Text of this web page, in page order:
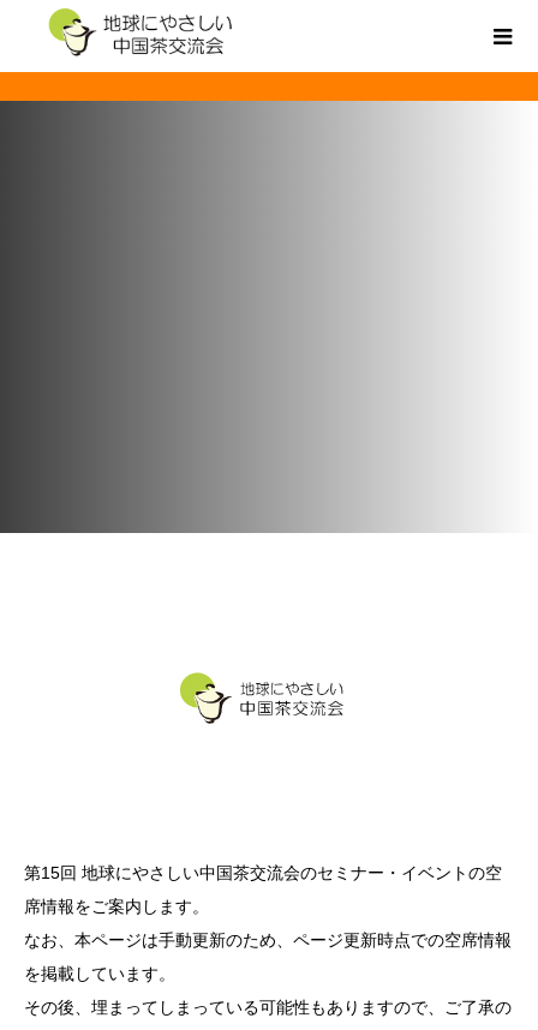
第15回 地球にやさしい中国茶交流会のセミナー・イベントの空
席情報をご案内します。
なお、本ページは手動更新のため、ページ更新時点での空席情報
を掲載しています。
その後、埋まってしまっている可能性もありますので、ご了承の